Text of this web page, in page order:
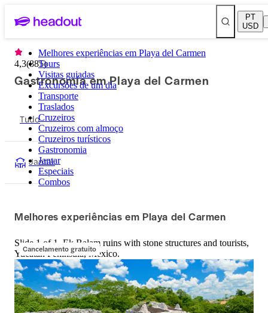
PT
USD
Melhores experiências em Playa del Carmen
Tours
Visitas guiadas
Excursões de um dia
Transporte
Traslados
Cruzeiros
Cruzeiros com almoço
Cruzeiros turísticos
Gastronomia
Jantar
Especiais
Combos
4,3(885)
Gastronomia em Playa del Carmen
Tudo
Jantar
Melhores experiências em Playa del Carmen
Cancelamento gratuito
Slide 1 of 1, Ek Balam ruins with stone structures and tourists,
Yucatan Peninsula, Mexico.